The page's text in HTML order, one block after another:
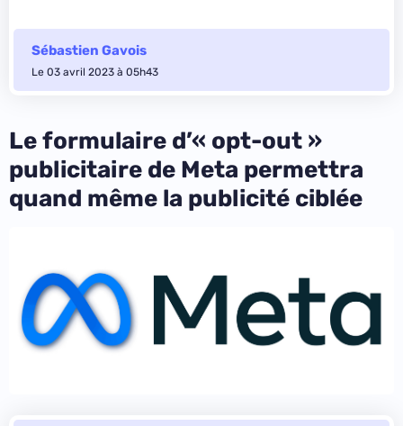
Sébastien Gavois
Le 03 avril 2023 à 05h43
Le formulaire d’« opt-out »
publicitaire de Meta permettra
quand même la publicité ciblée